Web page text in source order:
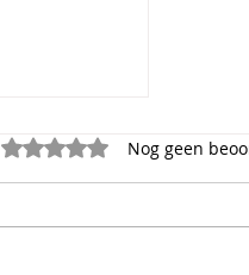
Beoordeeld met 0 uit 5
Nog geen